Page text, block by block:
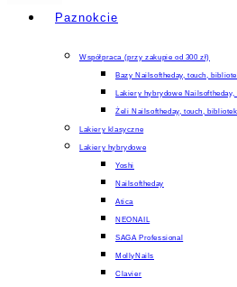
Paznokcie
Współpraca (przy zakupie od 300 zł)
Bazy Nailsoftheday, touch,
Lakiery hybrydowe Nailsoftheday,
Żeli Nailsoftheday, touch,
Lakiery klasyczne
Lakiery hybrydowe
Yoshi
Nailsoftheday
Atica
NEONAIL
SAGA Professional
MollyNails
Clavier